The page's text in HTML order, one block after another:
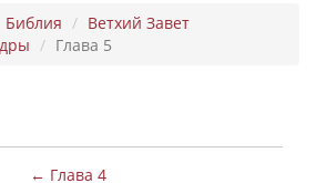
Библия
Ветхий Завет
Глава 5
← Глава 4